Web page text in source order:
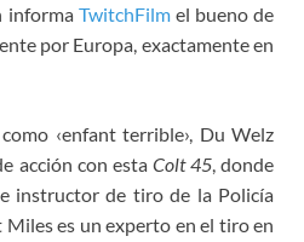
informa TwitchFilmel bueno de
por Europa, exactamente en
‹enfant terrible›, Du Welz
acción con esta Colt 45, donde
instructor de tiro de la Policía
es un experto en el tiro en